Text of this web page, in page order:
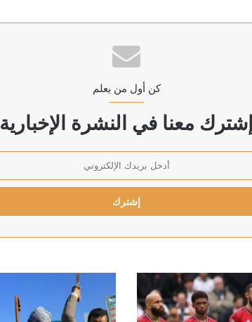
رسوم على السفن في البحر الأحمر
حزب العمال الكردستاني إلى البرلمان خلال أيام
كن أول من يعلم
إشترك معنا في النشرة الإخبارية